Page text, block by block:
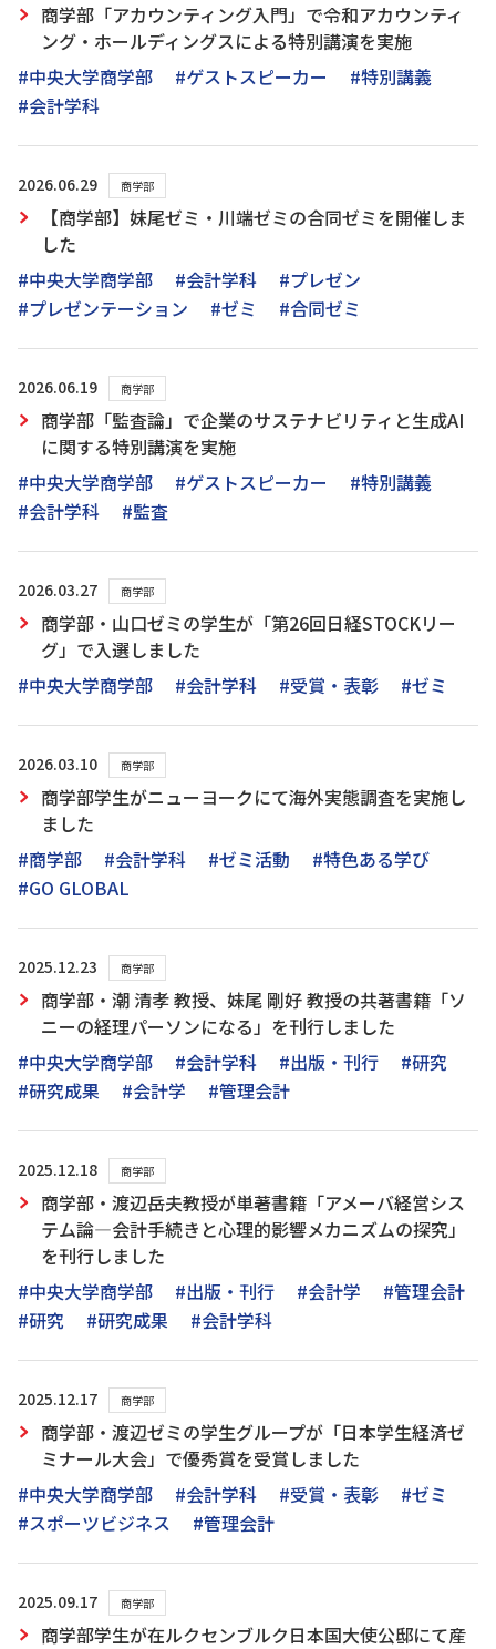
商学部「アカウンティング入門」で令和アカウンティ
ング・ホールディングスによる特別講演を実施
#中央大学商学部
#ゲストスピーカー
#特別講義
#会計学科
2026.06.29 商学部
【商学部】妹尾ゼミ・川端ゼミの合同ゼミを開催しま
した
#中央大学商学部
#会計学科
#プレゼン
#プレゼンテーション
#ゼミ #合同ゼミ
2026.06.19 商学部
商学部「監査論」で企業のサステナビリティと生成AI
に関する特別講演を実施
#中央大学商学部
#ゲストスピーカー
#特別講義
#会計学科
#監査
2026.03.27 商学部
商学部・山口ゼミの学生が「第26回日経STOCKリー
グ」で入選しました
#中央大学商学部
#会計学科 #受賞・表彰 #ゼミ
2026.03.10 商学部
商学部学生がニューヨークにて海外実態調査を実施し
ました
#商学部
#会計学科 #ゼミ活動
#特色ある学び
#GO GLOBAL
2025.12.23 商学部
商学部・潮 清孝 教授、妹尾 剛好 教授の共著書籍「ソ
ニーの経理パーソンになる」を刊行しました
#中央大学商学部
#会計学科 #出版・刊行
#研究
#研究成果
#会計学 #管理会計
2025.12.18 商学部
商学部・渡辺岳夫教授が単著書籍「アメーバ経営シス
テム論―会計手続きと心理的影響メカニズムの探究」
を刊行しました
#中央大学商学部
#出版・刊行 #会計学
#管理会計
#研究
#研究成果 #会計学科
2025.12.17 商学部
商学部・渡辺ゼミの学生グループが「日本学生経済ゼ
ミナール大会」で優秀賞を受賞しました
#中央大学商学部
#会計学科 #受賞・表彰
#ゼミ
#スポーツビジネス
#管理会計
2025.09.17 商学部
商学部学生が在ルクセンブルク日本国大使公邸にて産